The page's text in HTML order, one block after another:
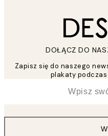
DOŁĄCZ DO
Zapisz się do naszego
plakaty